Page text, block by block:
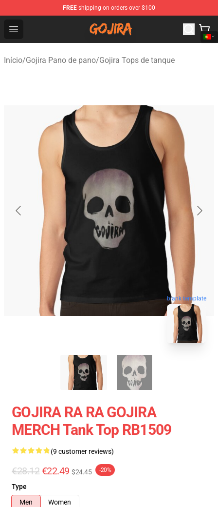
FREE shipping on orders over $100
Open menu
Gojira Shop - Official Gojira Merchandise Store
Início/Gojira Pano de pano/Gojira Tops de tanque
blank template
GOJIRA RA RA GOJIRA
MERCH Tank Top RB1509
(9 customer reviews)
€28.12 €22.49 $24.45 -20%
Type
Men
Women